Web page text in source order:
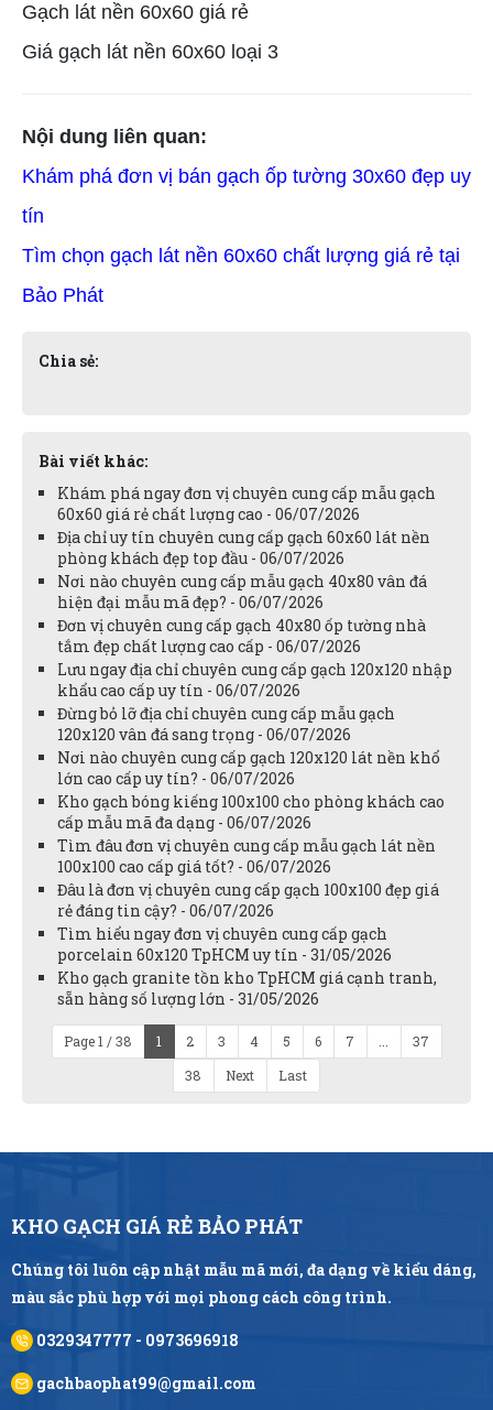
Gạch lát nền 60x60 giá rẻ
Giá gạch lát nền 60x60 loại 3
Nội dung liên quan:
Khám phá đơn vị bán gạch ốp tường 30x60 đẹp uy
tín
Tìm chọn gạch lát nền 60x60 chất lượng giá rẻ tại
Bảo Phát
Chia sẻ:
Bài viết khác:
Khám phá ngay đơn vị chuyên cung cấp mẫu gạch
60x60 giá rẻ chất lượng cao - 06/07/2026
Địa chỉ uy tín chuyên cung cấp gạch 60x60 lát nền
phòng khách đẹp top đầu - 06/07/2026
Nơi nào chuyên cung cấp mẫu gạch 40x80 vân đá
hiện đại mẫu mã đẹp? - 06/07/2026
Đơn vị chuyên cung cấp gạch 40x80 ốp tường nhà
tắm đẹp chất lượng cao cấp - 06/07/2026
Lưu ngay địa chỉ chuyên cung cấp gạch 120x120 nhập
khẩu cao cấp uy tín - 06/07/2026
Đừng bỏ lỡ địa chỉ chuyên cung cấp mẫu gạch
120x120 vân đá sang trọng - 06/07/2026
Nơi nào chuyên cung cấp gạch 120x120 lát nền khổ
lớn cao cấp uy tín? - 06/07/2026
Kho gạch bóng kiếng 100x100 cho phòng khách cao
cấp mẫu mã đa dạng - 06/07/2026
Tìm đâu đơn vị chuyên cung cấp mẫu gạch lát nền
100x100 cao cấp giá tốt? - 06/07/2026
Đâu là đơn vị chuyên cung cấp gạch 100x100 đẹp giá
rẻ đáng tin cậy? - 06/07/2026
Tìm hiểu ngay đơn vị chuyên cung cấp gạch
porcelain 60x120 TpHCM uy tín - 31/05/2026
Kho gạch granite tồn kho TpHCM giá cạnh tranh,
sẵn hàng số lượng lớn - 31/05/2026
Page 1 / 38 1 2 3 4 5 6 7 ...
37
38
Next Last
KHO GẠCH GIÁ RẺ BẢO PHÁT
Chúng tôi luôn cập nhật mẫu mã mới, đa dạng về kiểu dáng,
màu sắc phù hợp với mọi phong cách công trình.
0329347777 - 0973696918
gachbaophat99@gmail.com